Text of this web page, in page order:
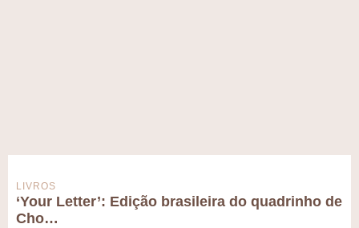
LIVROS
‘Your Letter’: Edição brasileira do quadrinho de
Cho…